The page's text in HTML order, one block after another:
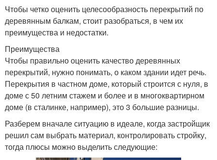
Чтобы четко оценить целесообразность перекрытий по
деревянным балкам, стоит разобраться, в чем их
преимущества и недостатки.
Преимущества
Чтобы правильно оценить качество деревянных
перекрытий, нужно понимать, о каком здании идет речь.
Перекрытия в частном доме, который строится с нуля, в
доме с 50 летним стажем и более и в многоквартирном
доме (в сталинке, например), это 3 большие разницы.
Разберем вначале ситуацию в идеале, когда застройщик
решил сам выбрать материал, контролировать стройку,
тогда плюсы можно выделить следующие: